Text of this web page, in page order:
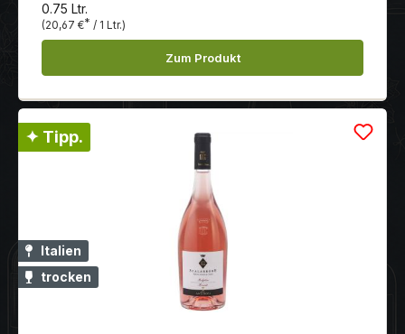
0.75 Ltr.
(20,67 €* / 1 Ltr.)
Zum Produkt
✦ Tipp.
Italien
trocken